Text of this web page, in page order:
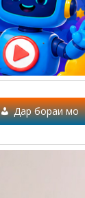
Дар бораи мо